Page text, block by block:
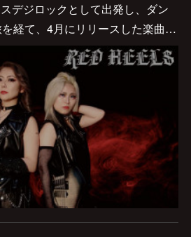
デジロックとして出発し、ダン
経て、4月にリリースした楽曲…